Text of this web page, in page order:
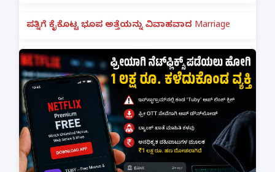
ಪತ್ನಿಗೆ ಕೈಕೊಟ್ಟ ಭೂಪ ಅತ್ತೆಯನ್ನು ವಿವಾಹವಾದ Marriage